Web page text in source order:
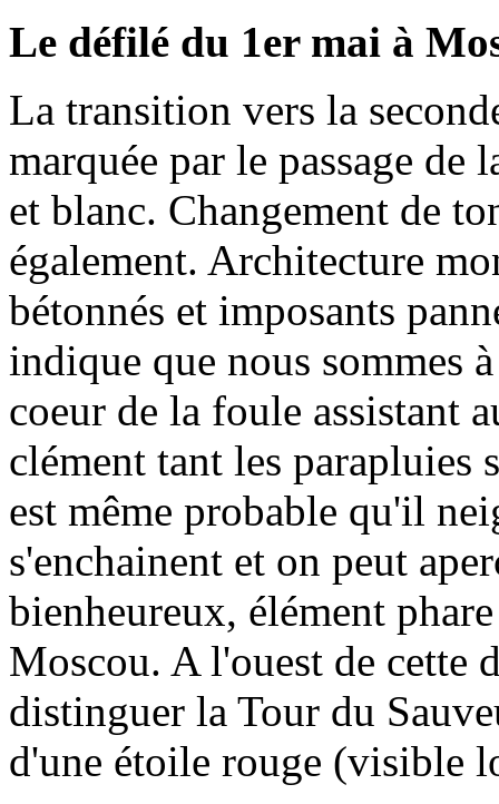
Le défilé du 1er mai à
La transition vers la
marquée par le passage
et blanc. Changement de
également. Architecture
bétonnés et imposants
indique que nous sommes
coeur de la foule assistant
clément tant les parapluies
est même probable qu'il
s'enchainent et on peut
bienheureux, élément
Moscou. A l'ouest de cette
distinguer la Tour du
d'une étoile rouge (visible